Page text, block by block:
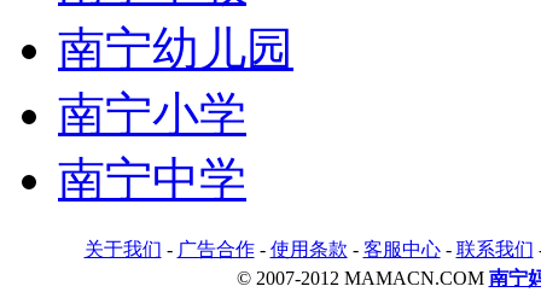
南宁幼儿园
南宁小学
南宁中学
关于我们 - 广告合作- 使用条款 - 客服中心- 联系我们
© 2007-2012 MAMACN.COM 南宁